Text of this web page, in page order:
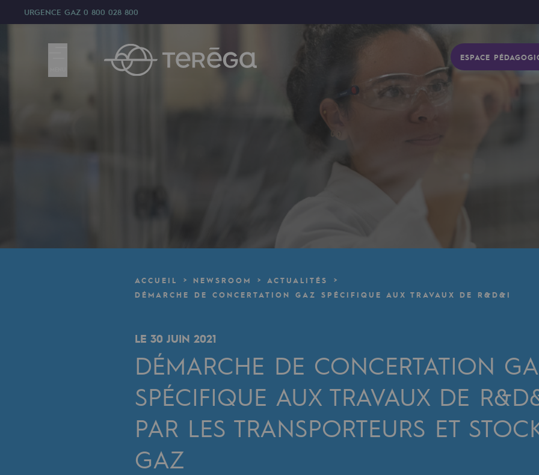
URGENCE GAZ 0 800 028 800
ESPACE
Accélérateur de la transition énergétique
Un réseau local et européen
Une organisation adaptative et ouverte
Transversalité et Collaboratif
Notre culture et nos valeurs
Une organisation certifiée
ACCUEIL NEWSROOM
ACTUALITÉS
DÉMARCHE DE CONCERTATION GAZ SPÉCIFIQUE AUX TRAVAUX DE R&D&I
LE 30 JUIN 2021
DÉMARCHE DE CONCERTATION
SPÉCIFIQUE AUX TRAVAUX DE
PAR LES TRANSPORTEURS ET
GAZ